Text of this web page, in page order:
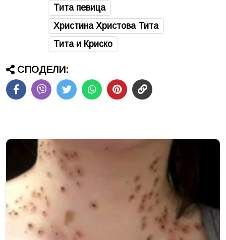
Тита певица
Христина Христова Тита
Тита и Криско
СПОДЕЛИ: